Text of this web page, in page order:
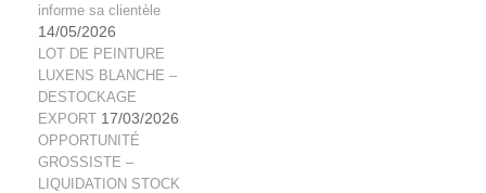
informe sa clientèle
14/05/2026
LOT DE PEINTURE
LUXENS BLANCHE –
DESTOCKAGE
EXPORT 17/03/2026
OPPORTUNITÉ
GROSSISTE –
LIQUIDATION STOCK